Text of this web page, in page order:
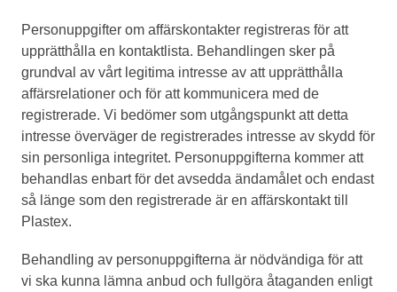
Personuppgifter om affärskontakter registreras för att
upprätthålla en kontaktlista. Behandlingen sker på
grundval av vårt legitima intresse av att upprätthålla
affärsrelationer och för att kommunicera med de
registrerade. Vi bedömer som utgångspunkt att detta
intresse överväger de registrerades intresse av skydd för
sin personliga integritet. Personuppgifterna kommer att
behandlas enbart för det avsedda ändamålet och endast
så länge som den registrerade är en affärskontakt till
Plastex.
Behandling av personuppgifterna är nödvändiga för att
vi ska kunna lämna anbud och fullgöra åtaganden enligt